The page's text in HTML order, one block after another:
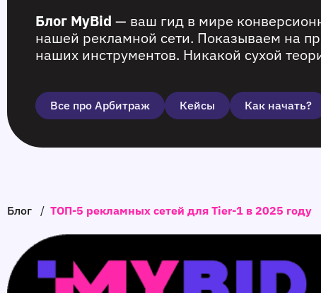
Блог MyBid — ваш гид в мире
нашей рекламной сети. Показываем на
наших инструментов. Никакой сухой
Все про Арбитраж Кейсы Как начать?
Блог / ТОП-5 рекламных сетей для Tier-1 в 2025 году